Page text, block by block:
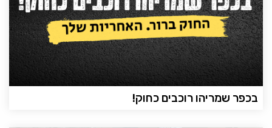
בכפר שמריהו רוכבים כחוק!